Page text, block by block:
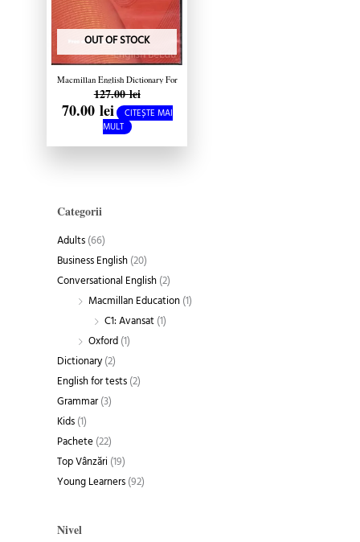
Categorii
Adults (66)
Business English (20)
Conversational English (2)
Macmillan Education (1)
C1: Avansat (1)
Oxford (1)
Dictionary (2)
English for tests (2)
Grammar (3)
Kids (1)
Pachete (22)
Top Vânzări (19)
Young Learners (92)
Nivel
OUT OF STOCK
Macmillan English Dictionary For
Advanced Learners CD-ROM
127.00lei
70.00 lei
CITEȘTE MAI
MULT